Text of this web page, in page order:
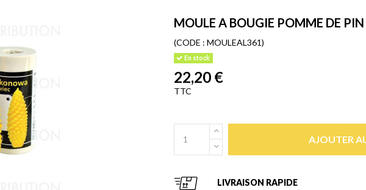
MOULE A BOUGIE POMME DE
(CODE : MOULEAL361)
En stock
22,20 €
TTC
AJOUTER
LIVRAISON RAPIDE